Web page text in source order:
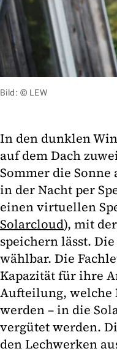
Bild: © LEW
In den dunklen
auf dem Dach
Sommer die
in der Nacht per
einen virtuellen
Solarcloud), mit
speichern lässt.
wählbar. Die
Kapazität für ihre
Aufteilung, welche
werden – in die
vergütet werden.
den Lechwerken